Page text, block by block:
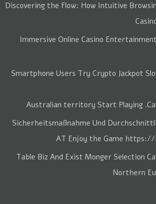
Discovering the Flow: How Intuitive
Immersive Online Casino
Smartphone Users Try Crypto Jackpot
. Australian territory Start Playing
Sicherheitsmaßnahme Und
AT Enjoy the Game
Table Biz And Exist Monger Selection
Northern